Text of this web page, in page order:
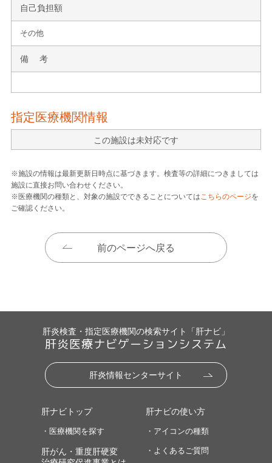
自己負担額
その他
備 考
指定医療機関情報
この施設は未対応です
※施設の情報は最新更新日時点に基づきます。検査等の詳細につきましては
施設に直接お問い合わせください。
※医療機関の種類と、対象の施設でできることについてはこちらのページを
ご確認ください。
前のページへ戻る
肝炎検査・指定医療機関の検索サイト「肝ナビ」
肝炎医療ナビゲーションシステム
肝炎情報センターサイト
肝ナビトップ
・医療機関を探す
肝がん・重度肝硬変
肝ナビの使い方
・アイコンの種類
・よくあるご質問